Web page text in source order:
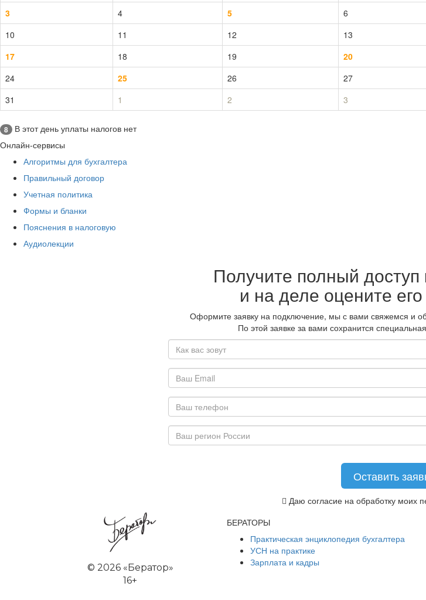
3
4 5 6
10
11 12 13
17
18 19 20
24
25 26 27
31
1 2 3
8
В этот день уплаты налогов нет
Онлайн-сервисы
Алгоритмы для бухгалтера
Правильный договор
Учетная политика
Формы и бланки
Пояснения в налоговую
Аудиолекции
Получите полный доступ
и на деле оцените
Оформите заявку на подключение, мы с вами свяжемся и
По этой заявке за вами сохранится
Даю согласие на обработку моих
© 2026 «Бератор»
16+
БЕРАТОРЫ
Практическая энциклопедия бухгалтера
УСН на практике
Зарплата и кадры